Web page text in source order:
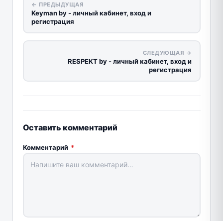
← ПРЕДЫДУЩАЯ
Keyman by - личный кабинет, вход и
регистрация
СЛЕДУЮЩАЯ →
RESPEKT by - личный кабинет, вход и
регистрация
Оставить комментарий
Комментарий *